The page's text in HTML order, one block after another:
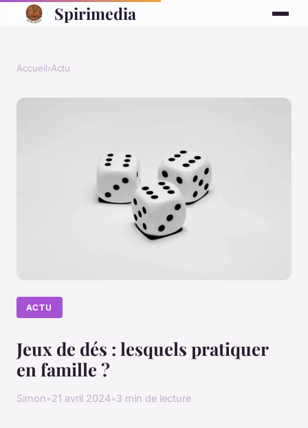
Spirimedia
Accueil›Actu
ACTU
Jeux de dés : lesquels pratiquer
en famille ?
Simon•21 avril 2024•3 min de lecture